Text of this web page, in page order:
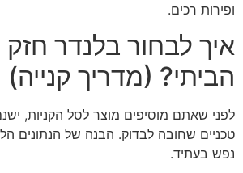
ופירות רכים.
איך לבחור בלנדר
הביתי? (מדריך קנייה)
לפני שאתם מוסיפים מוצר לסל הקניות,
טכניים שחובה לבדוק. הבנה של הנתונים
נפש בעתיד.